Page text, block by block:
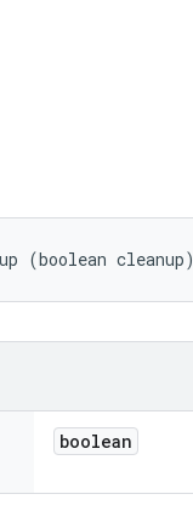
(boolean cleanup)
boolean